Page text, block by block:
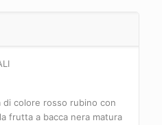
colore rosso rubino con
frutta a bacca nera matura